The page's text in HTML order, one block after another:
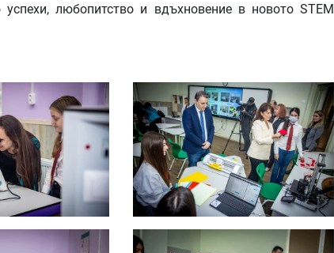
любопитство и вдъхновение в новото STEM